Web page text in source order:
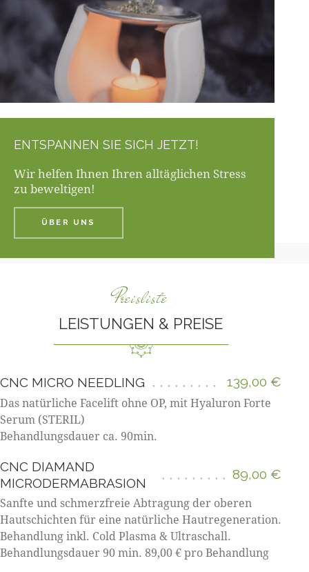
ENTSPANNEN SIE SICH JETZT!
Wir helfen Ihnen Ihren alltäglichen Stress
zu beweltigen!
ÜBER UNS
Preisliste
LEISTUNGEN & PREISE
CNC MICRO NEEDLING 139,00 €
Das natürliche Facelift ohne OP, mit Hyaluron Forte
Serum (STERIL)
Behandlungsdauer ca. 90min.
CNC DIAMAND
MICRODERMABRASION
89,00 €
Sanfte und schmerzfreie Abtragung der oberen
Hautschichten für eine natürliche Hautregeneration.
Behandlung inkl. Cold Plasma & Ultraschall.
Behandlungsdauer 90 min. 89,00 € pro Behandlung